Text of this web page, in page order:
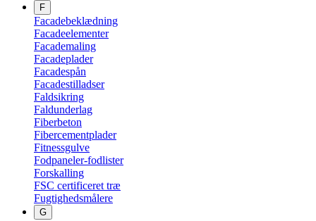
F
Facadebeklædning
Facadeelementer
Facademaling
Facadeplader
Facadespån
Facadestilladser
Faldsikring
Faldunderlag
Fiberbeton
Fibercementplader
Fitnessgulve
Fodpaneler-fodlister
Forskalling
FSC certificeret træ
Fugtighedsmålere
G